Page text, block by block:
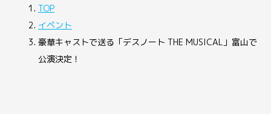
TOP
イベント
豪華キャストで送る「デスノート THE MUSICAL」富山で
公演決定！